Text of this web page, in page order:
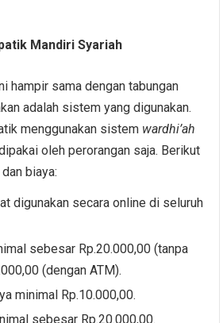
Mandiri Syariah
hampir sama dengan tabungan
adalah sistem yang digunakan.
menggunakan sistem wardhi’ah
oleh perorangan saja. Berikut
biaya:
digunakan secara online di seluruh
sebesar Rp.20.000,00 (tanpa
(dengan ATM).
minimal Rp.10.000,00.
sebesar Rp.20.000,00.